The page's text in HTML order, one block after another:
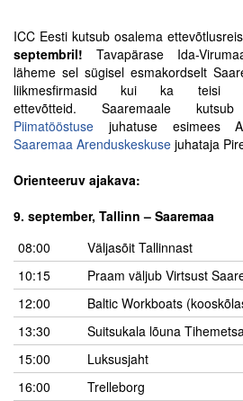
Arvamus
Viidad
ICC WBO
ICC komisjonid
Digiraamatukogu
Juhendid ja väljaanded
Videod
Kontakt
Liitu meililistiga
Oskusteave
ICC Eesti kutsub osalema
septembril! Tavapärase Ida-
läheme sel sügisel esmakordselt
liikmesfirmasid kui ka teisi
ettevõtteid. Saaremaale
Piimatööstuse juhatuse esimees
Saaremaa Arenduskeskuse juhataja
Orienteeruv ajakava:
9. september, Tallinn – Saaremaa
08:00
Väljasõit Tallinnast
10:15
Praam väljub Virtsust
12:00
Baltic Workboats
13:30
Suitsukala lõuna
15:00
Luksusjaht
16:00
Trelleborg